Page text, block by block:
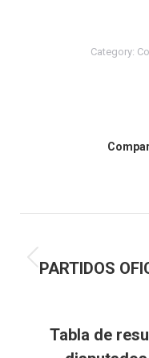
Category:
navigation
PARTIDOS
Tabla de